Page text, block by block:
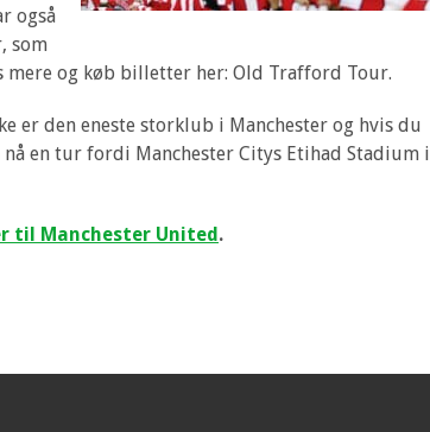
også
som
mere og køb billetter her: Old Trafford Tour.
er den eneste storklub i Manchester og hvis du
en tur fordi Manchester Citys Etihad Stadium i
til Manchester United.